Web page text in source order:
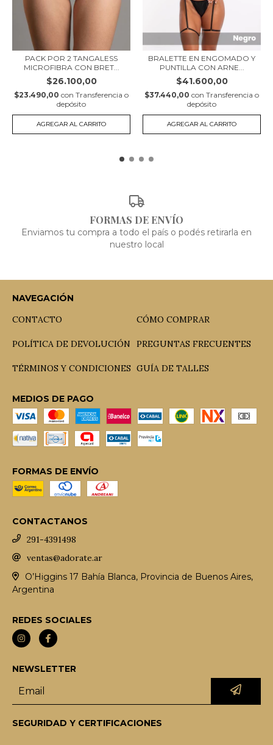
PACK POR 2 TANGALESS
MICROFIBRA CON BRET...
$26.100,00
$23.490,00 con Transferencia o
depósito
AGREGAR AL CARRITO
BRALETTE EN ENGOMADO Y
PUNTILLA CON ARNE...
$41.600,00
$37.440,00 con Transferencia o
depósito
AGREGAR AL CARRITO
FORMAS DE ENVÍO
Enviamos tu compra a todo el país o podés retirarla en
nuestro local
NAVEGACIÓN
CONTACTO
CÓMO COMPRAR
POLÍTICA DE DEVOLUCIÓN PREGUNTAS FRECUENTES
TÉRMINOS Y CONDICIONES GUÍA DE TALLES
MEDIOS DE PAGO
FORMAS DE ENVÍO
CONTACTANOS
291-4391498
ventas@adorate.ar
O’Higgins 17 Bahía Blanca, Provincia de Buenos Aires,
Argentina
REDES SOCIALES
NEWSLETTER
SEGURIDAD Y CERTIFICACIONES